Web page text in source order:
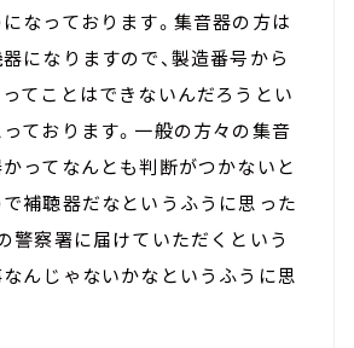
なっております。集音器の方は
になりますので、製造番号から
てことはできないんだろうとい
ております。一般の方々の集音
ってなんとも判断がつかないと
補聴器だなというふうに思った
警察署に届けていただくという
んじゃないかなというふうに思